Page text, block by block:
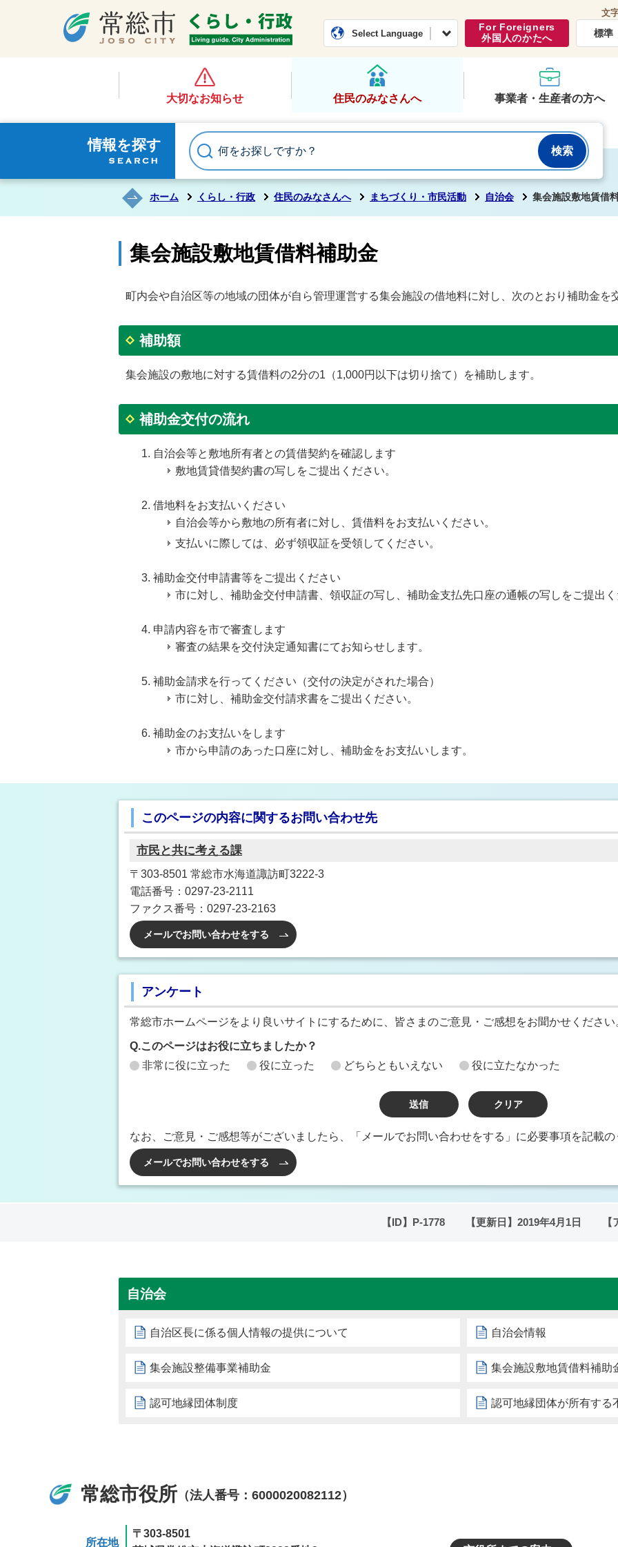
常総市公式ホームページくらし・行政
Select Language
For Foreigners
外国人のかたへ
文
標準
大切なお知らせ 住民のみなさんへ 事業者・生産者の方へ
情報を探す
ホーム くらし・行政 住民のみなさんへ まちづくり・市民活動 自治会 集会施設敷地賃借
集会施設敷地賃借料補助金
町内会や自治区等の地域の団体が自ら管理運営する集会施設の借地料に対し、次のとおり補助金を
補助額
集会施設の敷地に対する賃借料の2分の1（1,000円以下は切り捨て）を補助します。
補助金交付の流れ
自治会等と敷地所有者との賃借契約を確認します
敷地賃貸借契約書の写しをご提出ください。
借地料をお支払いください
自治会等から敷地の所有者に対し、賃借料をお支払いください。
支払いに際しては、必ず領収証を受領してください。
補助金交付申請書等をご提出ください
市に対し、補助金交付申請書、領収証の写し、補助金支払先口座の通帳の写しをご提出
申請内容を市で審査します
審査の結果を交付決定通知書にてお知らせします。
補助金請求を行ってください（交付の決定がされた場合）
市に対し、補助金交付請求書をご提出ください。
補助金のお支払いをします
市から申請のあった口座に対し、補助金をお支払いします。
このページの内容に関するお問い合わせ先
市民と共に考える課
〒303-8501 常総市水海道諏訪町3222-3
電話番号：0297-23-2111
ファクス番号：0297-23-2163
メールでお問い合わせをする
アンケート
常総市ホームページをより良いサイトにするために、皆さまのご意見・ご感想をお聞かせください
Q.このページはお役に立ちましたか？
非常に役に立った
役に立った どちらともいえない 役に立たなかった
なお、ご意見・ご感想等がございましたら、「メールでお問い合わせをする」に必要事項を記載
メールでお問い合わせをする
【ID】 P-1778 【更新日】 2019年4月1日
自治会
自治区長に係る個人情報の提供について 自治会情報
集会施設整備事業補助金 集会施設敷地賃借料補助
認可地縁団体制度 認可地縁団体が所有する
常総市役所 （法人番号：6000020082112）
所在地
〒303-8501